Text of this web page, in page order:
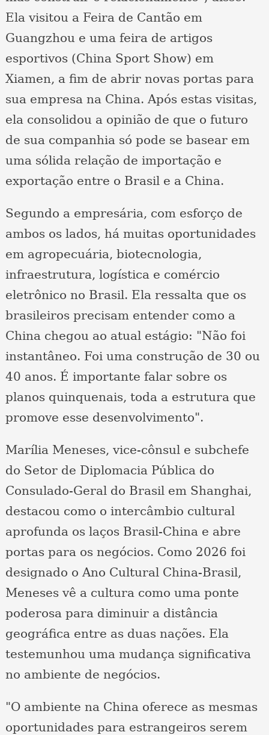
Ela visitou a Feira de Cantão em
Guangzhou e uma feira de artigos
esportivos (China Sport Show) em
Xiamen, a fim de abrir novas portas para
sua empresa na China. Após estas visitas,
ela consolidou a opinião de que o futuro
de sua companhia só pode se basear em
uma sólida relação de importação e
exportação entre o Brasil e a China.
Segundo a empresária, com esforço de
ambos os lados, há muitas oportunidades
em agropecuária, biotecnologia,
infraestrutura, logística e comércio
eletrônico no Brasil. Ela ressalta que os
brasileiros precisam entender como a
China chegou ao atual estágio: "Não foi
instantâneo. Foi uma construção de 30 ou
40 anos. É importante falar sobre os
planos quinquenais, toda a estrutura que
promove esse desenvolvimento".
Marília Meneses, vice-cônsul e subchefe
do Setor de Diplomacia Pública do
Consulado-Geral do Brasil em Shanghai,
destacou como o intercâmbio cultural
aprofunda os laços Brasil-China e abre
portas para os negócios. Como 2026 foi
designado o Ano Cultural China-Brasil,
Meneses vê a cultura como uma ponte
poderosa para diminuir a distância
geográfica entre as duas nações. Ela
testemunhou uma mudança significativa
no ambiente de negócios.
"O ambiente na China oferece as mesmas
oportunidades para estrangeiros serem